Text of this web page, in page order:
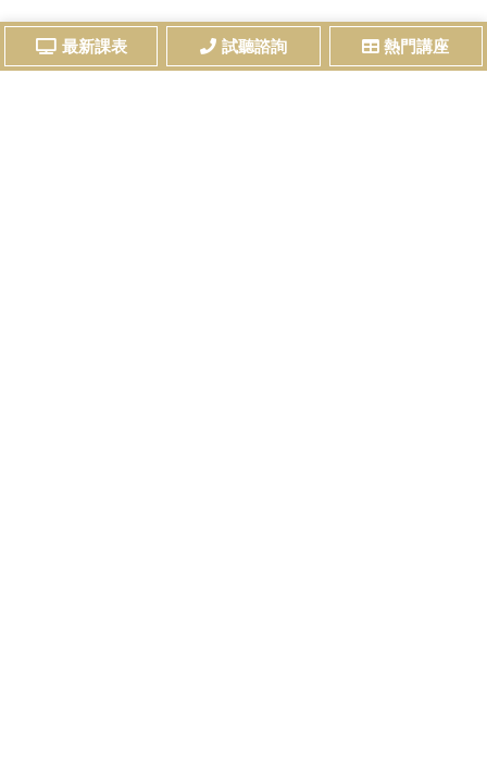
最新課表 試聽諮詢 熱門講座
我想收到最新考試資訊及課程優惠電子報
請勾選已詳細閱讀及了解本站之 個資法及隱私權相關規範